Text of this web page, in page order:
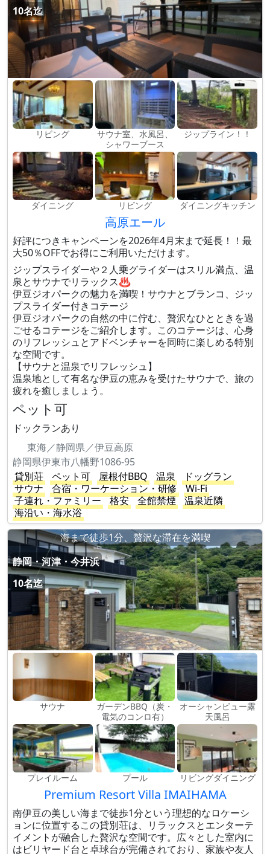
10名迄
リビング
サウナ室、水風呂、
シャワーブース
ジップライン！！
ダイニング リビング ダイニングキッチン
高原エール
好評につきキャンペーンを2026年4月末まで延長！！最
大50％OFFでお得にご利用いただけます。
ジップスライダーや２人乗グライダーはスリル満点、温
泉とサウナでリラックス♨
伊豆ジオパークの魅力を満喫！サウナとブランコ、ジッ
プスライダー付きコテージ
伊豆ジオパークの自然の中に佇む、贅沢なひとときを過
ごせるコテージをご紹介します。このコテージは、心身
のリフレッシュとアドベンチャーを同時に楽しめる特別
な空間です。
【サウナと温泉でリフレッシュ】
温泉地として有名な伊豆の恵みを受けたサウナで、旅の
疲れを癒しましょう。
ペット可
ドックランあり
東海／静岡県／伊豆高原
静岡県伊東市八幡野1086-95
貸別荘
ペット可 屋根付BBQ 温泉
ドッグラン
サウナ
合宿・ワーケーション・研修
Wi-Fi
子連れ・ファミリー
格安 全館禁煙
温泉近隣
海沿い・海水浴
海まで徒歩1分、贅沢な滞在を満喫
静岡・河津・今井浜
10名迄
サウナ
ガーデンBBQ（炭・
電気のコンロ有）
オーシャンビュー露
天風呂
プレイルーム プール リビングダイニング
Premium Resort Villa IMAIHAMA
南伊豆の美しい海まで徒歩1分という理想的なロケーシ
ョンに位置するこの貸別荘は、リラックスとエンターテ
イメントが融合した贅沢な空間です。広々とした室内に
はビリヤード台と卓球台が完備されており、家族や友人